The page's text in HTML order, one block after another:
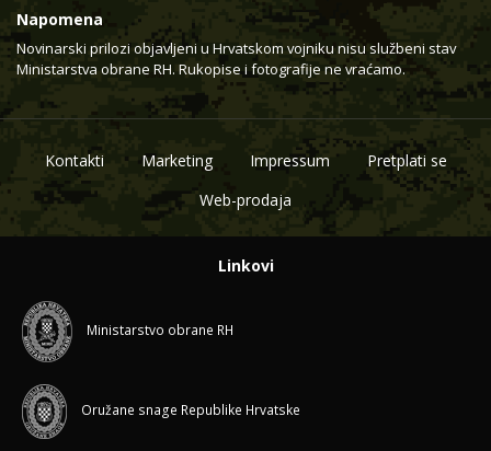
Napomena
Novinarski prilozi objavljeni u Hrvatskom vojniku nisu službeni stav
Ministarstva obrane RH. Rukopise i fotografije ne vraćamo.
Kontakti Marketing Impressum
Pretplati se
Web-prodaja
Linkovi
Ministarstvo obrane RH
Oružane snage Republike Hrvatske